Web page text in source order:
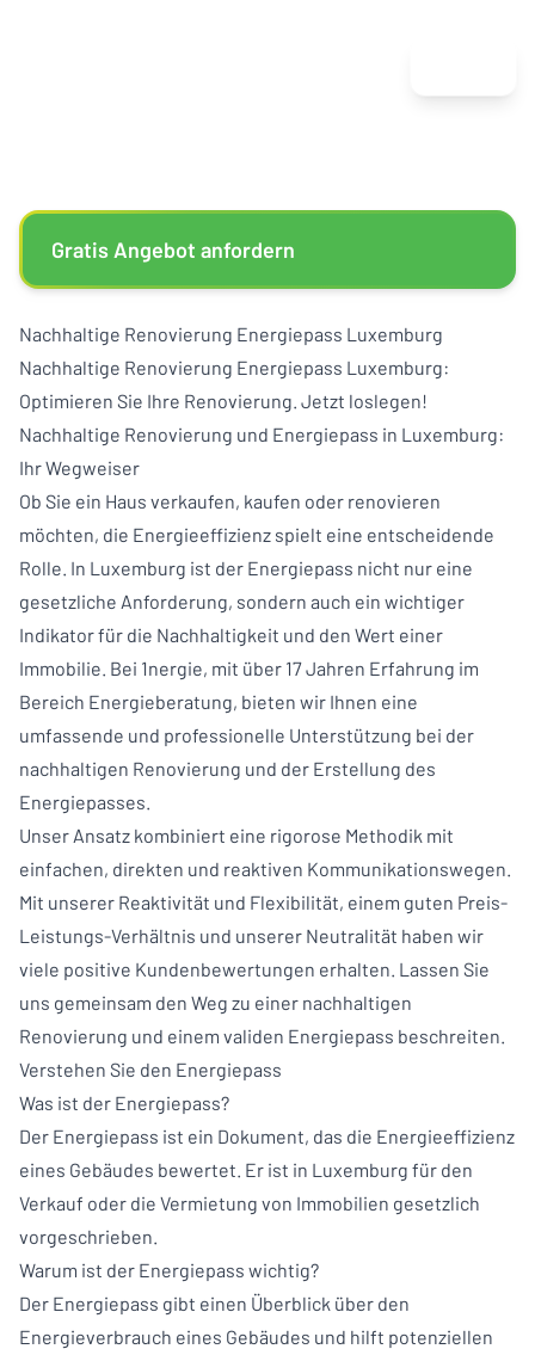
Nachhaltige Renovierung Energiepass Luxemburg
Nachhaltige Renovierung Energiepass Luxemburg:
Optimieren Sie Ihre Renovierung. Jetzt loslegen!
Nachhaltige Renovierung und Energiepass in Luxemburg:
Ihr Wegweiser
Ob Sie ein Haus verkaufen, kaufen oder renovieren
möchten, die Energieeffizienz spielt eine entscheidende
Rolle. In Luxemburg ist der Energiepass nicht nur eine
gesetzliche Anforderung, sondern auch ein wichtiger
Indikator für die Nachhaltigkeit und den Wert einer
Immobilie. Bei 1nergie, mit über 17 Jahren Erfahrung im
Bereich Energieberatung, bieten wir Ihnen eine
umfassende und professionelle Unterstützung bei der
nachhaltigen Renovierung und der Erstellung des
Energiepasses.
Unser Ansatz kombiniert eine rigorose Methodik mit
einfachen, direkten und reaktiven Kommunikationswegen.
Mit unserer Reaktivität und Flexibilität, einem guten Preis-
Leistungs-Verhältnis und unserer Neutralität haben wir
viele positive Kundenbewertungen erhalten. Lassen Sie
uns gemeinsam den Weg zu einer nachhaltigen
Renovierung und einem validen Energiepass beschreiten.
Verstehen Sie den Energiepass
Was ist der Energiepass?
Der Energiepass ist ein Dokument, das die Energieeffizienz
eines Gebäudes bewertet. Er ist in Luxemburg für den
Verkauf oder die Vermietung von Immobilien gesetzlich
vorgeschrieben.
Warum ist der Energiepass wichtig?
Der Energiepass gibt einen Überblick über den
Energieverbrauch eines Gebäudes und hilft potenziellen
Gratis Angebot anfordern